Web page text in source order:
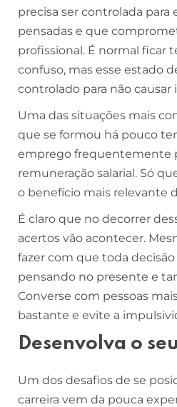
precisa ser controlada
pensadas e que
profissional. É normal ficar
confuso, mas esse estado
controlado para não
Uma das situações mais
que se formou há pouco
emprego frequentemente
remuneração salarial. Só
o benefício mais relevante
É claro que no decorrer
acertos vão acontecer.
fazer com que toda
pensando no presente e
Converse com pessoas
bastante e evite a
Desenvolva o
Um dos desafios de se
carreira vem da pouca